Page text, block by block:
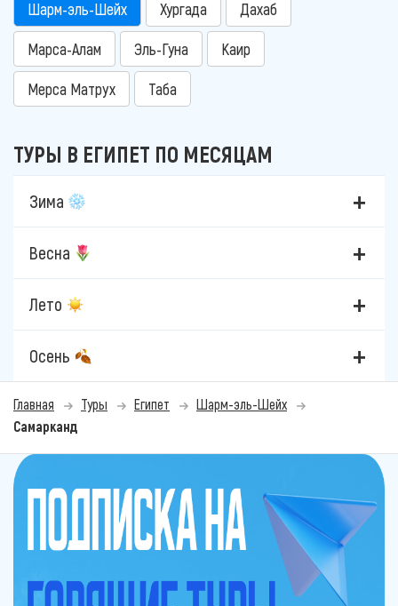
Шарм-эль-Шейх Хургада Дахаб
Марса-Алам Эль-Гуна Каир
Мерса Матрух Таба
ТУРЫ В ЕГИПЕТ ПО МЕСЯЦАМ
Зима
Весна
Лето
Осень
Главная Туры Египет
Шарм-эль-Шейх
Самарканд